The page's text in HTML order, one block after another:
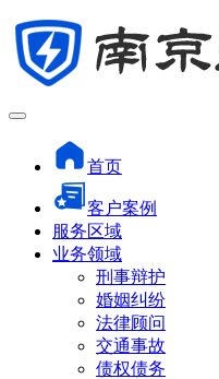
首页
客户案例
服务区域
业务领域
刑事辩护
婚姻纠纷
法律顾问
交通事故
债权债务